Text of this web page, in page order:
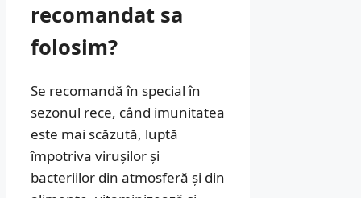
recomandat sa
folosim?
Se recomandă în special în
sezonul rece, când imunitatea
este mai scăzută, luptă
împotriva virușilor și
bacteriilor din atmosferă și din